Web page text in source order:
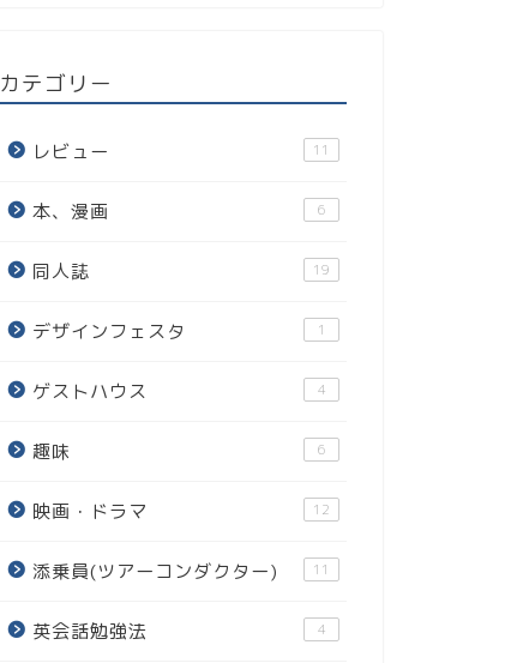
カテゴリー
レビュー 11
本、漫画 6
同人誌 19
デザインフェスタ 1
ゲストハウス 4
趣味 6
映画・ドラマ 12
添乗員(ツアーコンダクター) 11
英会話勉強法 4